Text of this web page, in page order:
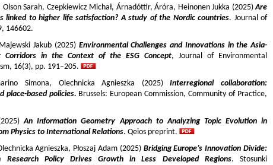
Olson Sarah, Czepkiewicz Michał, Árnadóttir, Áróra, Heinonen Jukka (2025)Are
linked to higher life satisfaction? A study of the Nordic countries. Journal of
146602.
Jakub (2025) Environmental Challenges and Innovations in the Asia-
Corridors in the Context of the ESG Concept, Journal of Environmental
16(3), pp. 191–205.
Simona, Olechnicka Agnieszka (2025)Interregional collaboration:
place-based policies. Brussels: European Commission, Community of Practice,
An Information Geometry Approach to Analyzing Topic Evolution in
Physics to International Relations. Qeios preprint.
Agnieszka, Płoszaj Adam (2025) Bridging Europe’s Innovation Divide:
Research Policy Drives Growth in Less Developed Regions. Stosunki